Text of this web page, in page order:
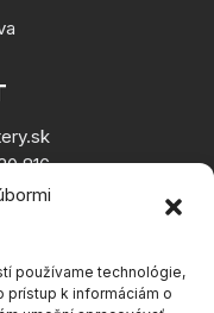
používame technológie,
prístup k informáciám o
816